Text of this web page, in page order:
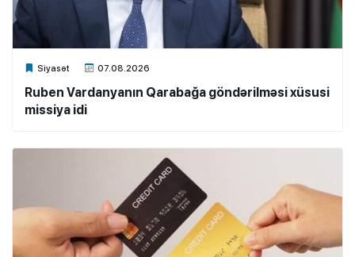
Siyasət 07.08.2026
Xalq.Online
Ruben Vardanyanın Qarabağa göndərilməsi xüsusi
missiya idi